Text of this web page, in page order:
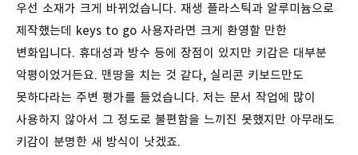
우선 소재가 크게 바뀌었습니다. 재생 플라스틱과 알루미늄으로
제작했는데 keys to go 사용자라면 크게 환영할 만한
변화입니다. 휴대성과 방수 등에 장점이 있지만 키감은 대부분
악평이었거든요. 맨땅을 치는 것 같다, 실리콘 키보드만도
못하다라는 주변 평가를 들었습니다. 저는 문서 작업에 많이
사용하지 않아서 그 정도로 불편함을 느끼진 못했지만 아무래도
키감이 분명한 새 방식이 낫겠죠.